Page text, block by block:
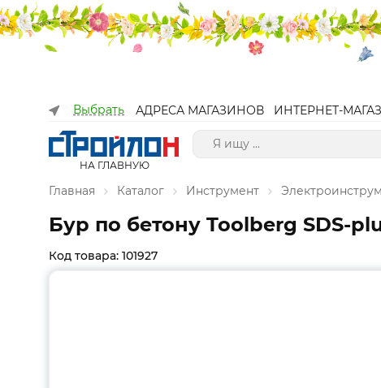
Выбрать АДРЕСА МАГАЗИНОВ ИНТЕРНЕТ-
НА ГЛАВНУЮ
Главная Каталог Инструмент
Бур по бетону Toolberg SDS-
Код товара: 101927